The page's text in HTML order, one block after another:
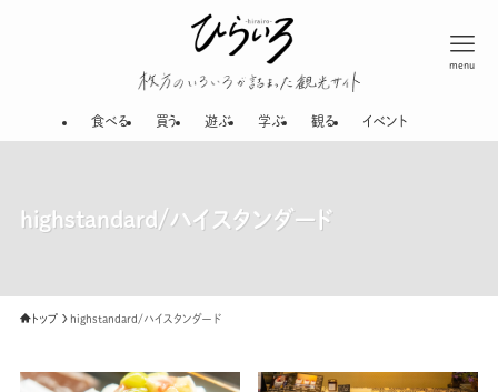
menu
食べる 買う 遊ぶ 学ぶ 観る イベント
highstandard/ハイスタンダード
トップ highstandard/ハイスタンダード